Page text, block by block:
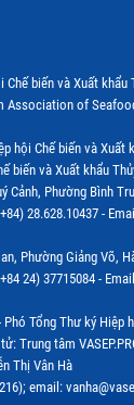
Chế biến và Xuất khẩu
Association of
hội Chế biến và Xuất
biến và Xuất khẩu
Cảnh, Phường Bình
28.628.10437 -
Phường Giảng Võ,
24) 37715084 -
Tổng Thư ký Hiệp
Trung tâm
Thị Vân Hà
email: